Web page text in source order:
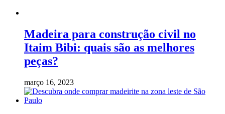
Madeira para construção civil no
Itaim Bibi: quais são as melhores
peças?
março 16, 2023